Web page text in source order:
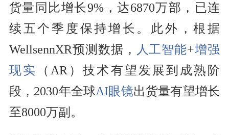
货量同比增长9%，达6870万部，已连
续五个季度保持增长。此外，根据
WellsennXR预测数据， 人工智能+增强
现实
（AR）技术有望发展到成熟阶
段，2030年全球AI眼镜出货量有望增长
至8000万副。